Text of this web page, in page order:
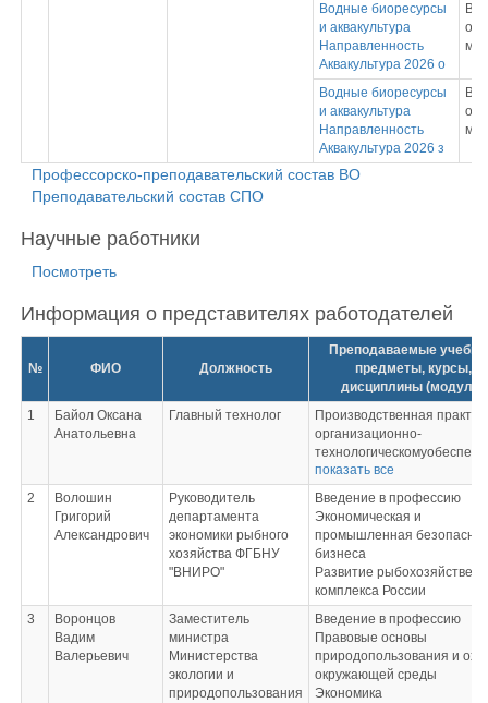
Водные биоресурсы
и аквакультура
Направленность
Аквакультура 2026 о
Водные биоресурсы
и аквакультура
Направленность
Аквакультура 2026 з
Профессорско-преподавательский состав ВО
Преподавательский состав СПО
Научные работники
Посмотреть
Информация о представителях работодателей
№ ФИО Должность
Преподаваемые
предметы, курсы,
дисциплины (модули)
1
Байол Оксана
Анатольевна
Главный технолог
Производственная
организационно-
производства консервов и
пищеконцентратов на
автоматизированных
технологических линиях (по
выбору)
Производственная
лабораторному контролю
сырья, полуфабрикатов и
готовой продукции в
производства продуктов
питания из растительного
сырья
показать все
2
Волошин
Григорий
Александрович
Руководитель
департамента
экономики рыбного
хозяйства ФГБНУ
"ВНИРО"
Введение в профессию
Экономическая и
промышленная
бизнеса
Развитие
комплекса России
3
Воронцов
Вадим
Валерьевич
Заместитель
министра
Министерства
экологии и
природопользования
Введение в профессию
Правовые основы
природопользования и
окружающей среды
Экономика